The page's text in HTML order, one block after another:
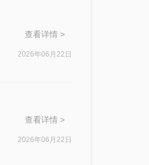
查看详情 >
2026年06月22日
查看详情 >
2026年06月22日